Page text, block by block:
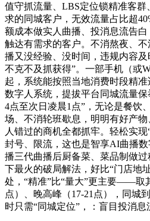
值守抓流量、LBS定位锁精准客
求的同城客户，无效流量占比超
额成本做实人曲播、投消息流告
触达有需求的客户。不消熬夜、
播又没经验、没时间，违规内容
不克不及抓获得”。一部手机（或
起，系统能按照当地消费时段精
数字人系统，提拔平台同城流量
4点至次日凌晨1点”，无论是餐饮
场、不消轮班歇息，明明有好产
人错过的商机全都抓牢。轻松实
封号、限流，这也是智享AI曲播
播三代曲播后厨备菜、菜品制做
下最火的破局解法，好比“门店地
处，“精准”比“量大”更主要——取
点）、晚高峰（17-21点），同城
时只需“同城定位”，：盲目投消